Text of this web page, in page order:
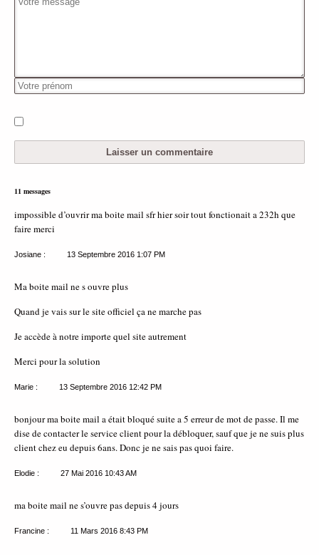
11 messages
impossible d’ouvrir ma boite mail sfr hier soir tout fonctionait a 232h que
faire merci
Josiane : 13 Septembre 2016 1:07 PM
Ma boite mail ne s ouvre plus
Quand je vais sur le site officiel ça ne marche pas
Je accède à notre importe quel site autrement
Merci pour la solution
Marie : 13 Septembre 2016 12:42 PM
bonjour ma boite mail a était bloqué suite a 5 erreur de mot de passe. Il me
dise de contacter le service client pour la débloquer, sauf que je ne suis plus
client chez eu depuis 6ans. Donc je ne sais pas quoi faire.
Elodie : 27 Mai 2016 10:43 AM
ma boite mail ne s’ouvre pas depuis 4 jours
Francine : 11 Mars 2016 8:43 PM